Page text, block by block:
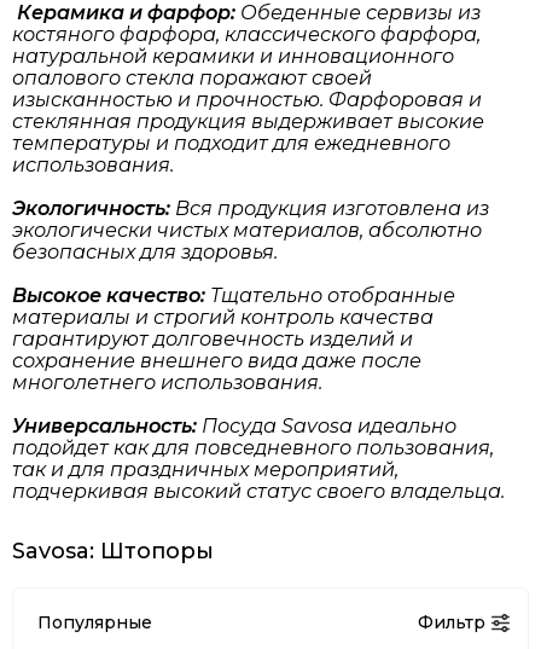
Керамика и фарфор: Обеденные сервизы из
костяного фарфора, классического фарфора,
натуральной керамики и инновационного
опалового стекла поражают своей
изысканностью и прочностью. Фарфоровая и
стеклянная продукция выдерживает высокие
температуры и подходит для ежедневного
использования.
Экологичность: Вся продукция изготовлена из
экологически чистых материалов, абсолютно
безопасных для здоровья.
Высокое качество: Тщательно отобранные
материалы и строгий контроль качества
гарантируют долговечность изделий и
сохранение внешнего вида даже после
многолетнего использования.
Универсальность: Посуда Savosa идеально
подойдет как для повседневного пользования,
так и для праздничных мероприятий,
подчеркивая высокий статус своего владельца.
Savosa: Штопоры
Популярные Фильтр